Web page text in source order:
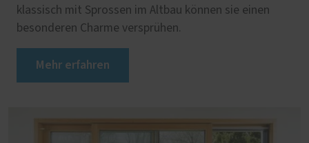
klassisch mit Sprossen im Altbau können sie einen
besonderen Charme versprühen.
Mehr erfahren